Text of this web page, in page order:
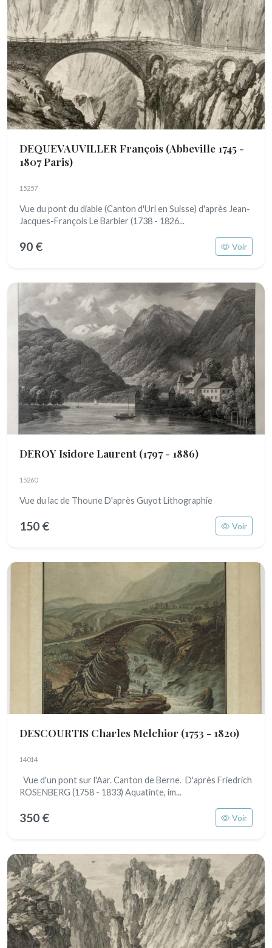
DEQUEVAUVILLER François (Abbeville 1745 -
1807 Paris)
15257
Vue du pont du diable (Canton d'Uri en Suisse) d'après Jean-
Jacques-François Le Barbier (1738 - 1826...
90 € Voir
DEROY Isidore Laurent (1797 - 1886)
15260
Vue du lac de Thoune D'après Guyot Lithographie
150 € Voir
DESCOURTIS Charles Melchior (1753 - 1820)
14014
Vue d'un pont sur l'Aar. Canton de Berne. D'après Friedrich
ROSENBERG (1758 - 1833) Aquatinte, im...
350 € Voir